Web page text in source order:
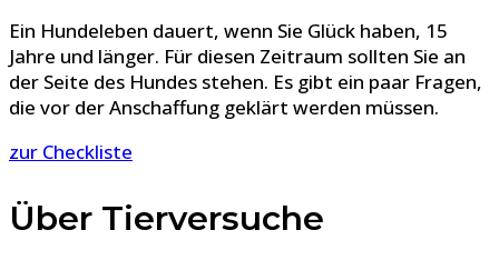
Ein Hundeleben dauert, wenn Sie Glück haben, 15
Jahre und länger. Für diesen Zeitraum sollten Sie an
der Seite des Hundes stehen. Es gibt ein paar Fragen,
die vor der Anschaffung geklärt werden müssen.
zur Checkliste
Über Tierversuche